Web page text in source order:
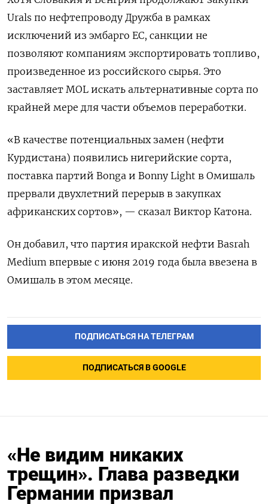
Urals по нефтепроводу Дружба в рамках
исключений из эмбарго ЕС, санкции не
позволяют компаниям экспортировать топливо,
произведенное из российского сырья. Это
заставляет MOL искать альтернативные сорта по
крайней мере для части объемов переработки.
«В качестве потенциальных замен (нефти
Курдистана) появились нигерийские сорта,
поставка партий Bonga и Bonny Light в Омишаль
прервали двухлетний перерыв в закупках
африканских сортов», — сказал Виктор Катона.
Он добавил, что партия иракской нефти Basrah
Medium впервые с июня 2019 года была ввезена в
Омишаль в этом месяце.
ПОДПИСАТЬСЯ НА ТЕЛЕГРАМ
ПОДПИСАТЬСЯ В GOOGLE
«Не видим никаких
трещин». Глава разведки
Германии призвал